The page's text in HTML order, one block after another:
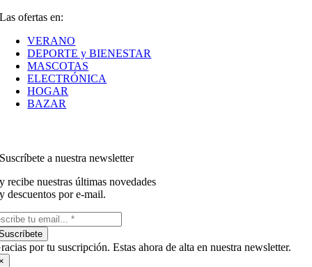
Las ofertas en:
VERANO
DEPORTE y BIENESTAR
MASCOTAS
ELECTRÓNICA
HOGAR
BAZAR
Suscríbete a nuestra newsletter
y recibe nuestras últimas novedades
y descuentos por e-mail.
por tu suscripción. Estas ahora de alta en nuestra newsletter.